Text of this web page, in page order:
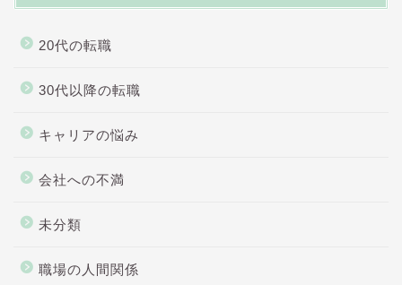
20代の転職
30代以降の転職
キャリアの悩み
会社への不満
未分類
職場の人間関係